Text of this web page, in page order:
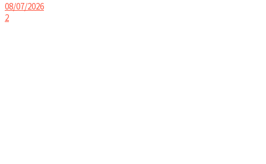
08/07/2026
2